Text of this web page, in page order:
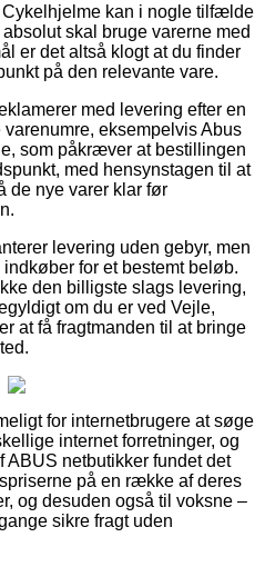
kan i nogle tilfælde
skal bruge varerne med
er det altså klogt at du finder
på den relevante vare.
med levering efter en
eksempelvis Abus
som påkræver at bestillingen
med hensynstagen til at
de nye varer klar før
levering uden gebyr, men
for et bestemt beløb.
den billigste slags levering,
om du er ved Vejle,
at få fragtmanden til at bringe
for internetbrugere at søge
internet forretninger, og
ABUS netbutikker fundet det
på en række af deres
og desuden også til voksne –
sikre fragt uden